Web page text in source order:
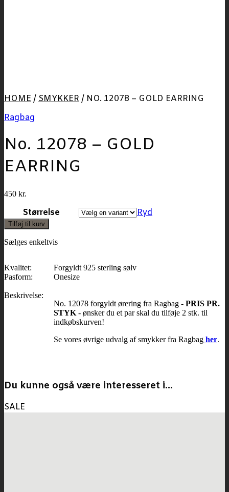
HOME / SMYKKER / NO. 12078 – GOLD EARRING
Ragbag
No. 12078 – GOLD
EARRING
450 kr.
Størrelse Ryd
Tilføj til kurv
Sælges enkeltvis
Kvalitet:
Pasform:
Beskrivelse:
Forgyldt 925 sterling sølv
Onesize
No. 12078 forgyldt ørering fra Ragbag - PRIS PR.
STYK - ønsker du et par skal du tilføje 2 stk. til
indkøbskurven!
Se vores øvrige udvalg af smykker fra Ragbag her.
Du kunne også være interesseret i…
SALE